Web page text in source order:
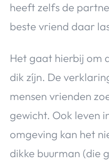
heeft zelfs de
beste vriend daar
Het gaat hierbij om
dik zíjn. De
mensen vrienden
gewicht. Ook leven
omgeving kan het
dikke buurman (die